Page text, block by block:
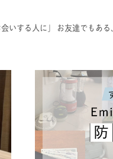
いする人に」 お友達でもある、